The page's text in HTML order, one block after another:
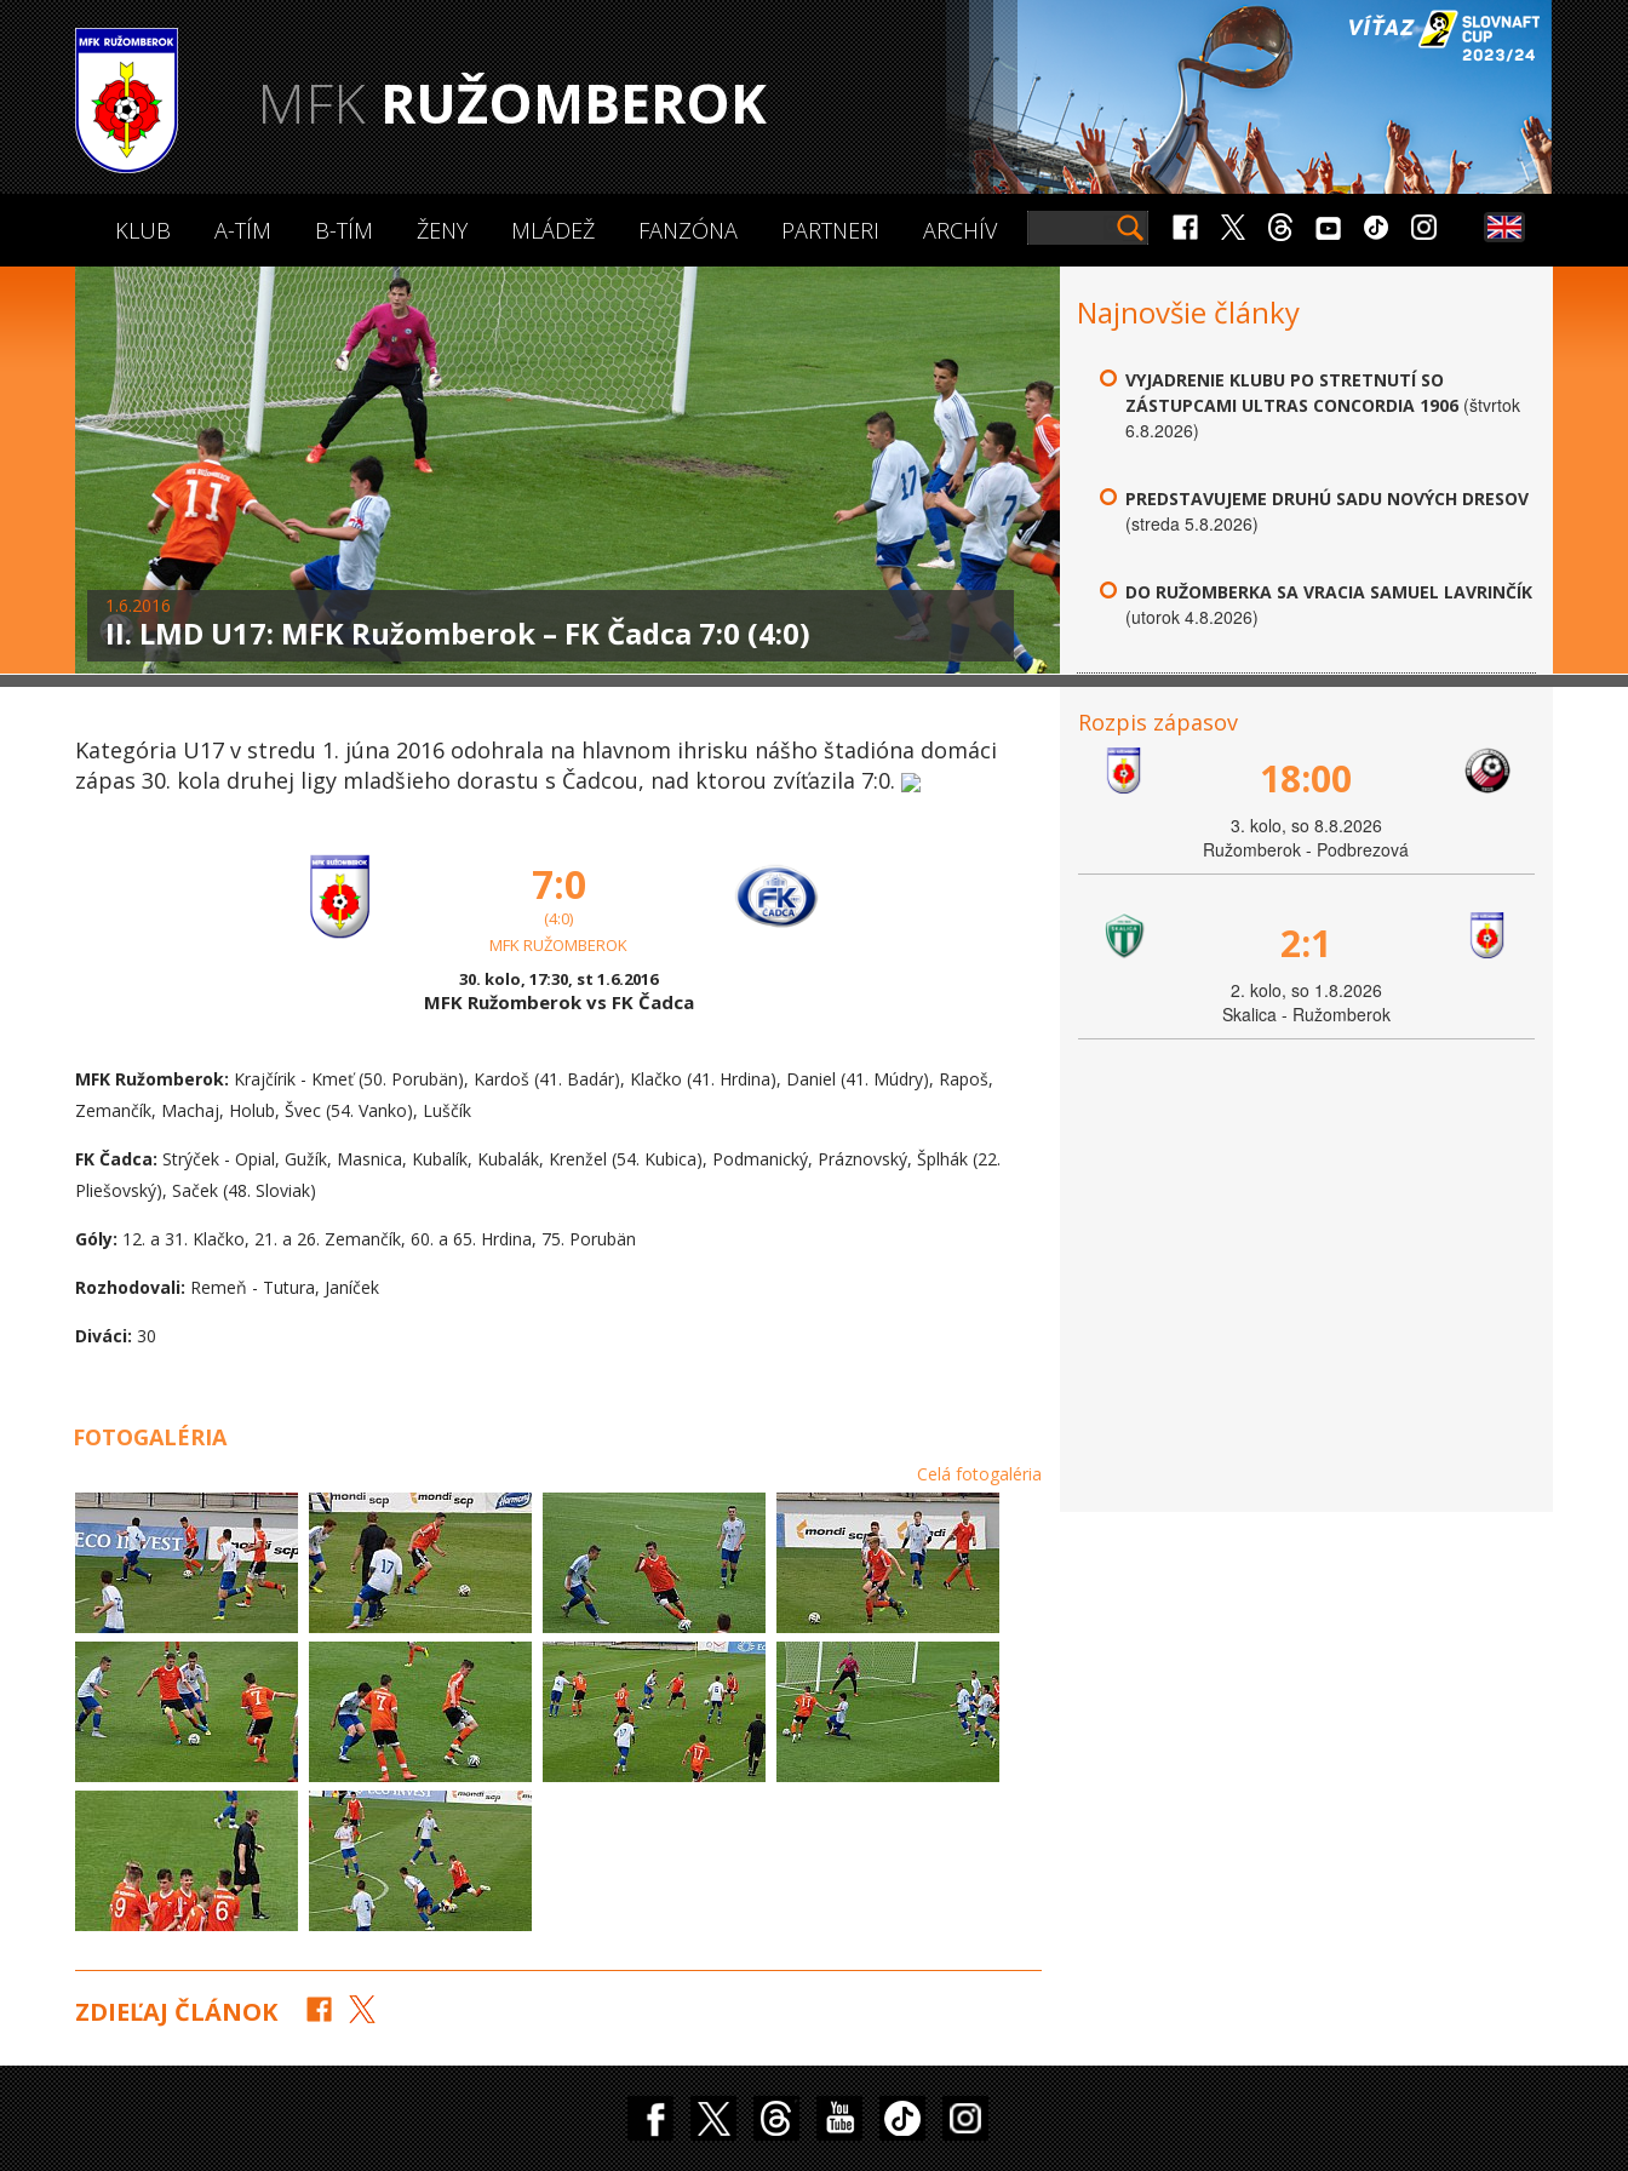
MFKRUŽOMBEROK
KLUB A-TÍM B-TÍM ŽENY MLÁDEŽ FANZÓNA PARTNERI ARCHÍV
1.6.2016
II. LMD U17: MFK Ružomberok – FK Čadca 7:0 (4:0)
Najnovšie články
VYJADRENIE KLUBU PO STRETNUTÍ SO
ZÁSTUPCAMI ULTRAS CONCORDIA 1906 (štvrtok
6.8.2026)
PREDSTAVUJEME DRUHÚ SADU NOVÝCH DRESOV
(streda 5.8.2026)
DO RUŽOMBERKA SA VRACIA SAMUEL LAVRINČÍK
(utorok 4.8.2026)
Kategória U17 v stredu 1. júna 2016 odohrala na hlavnom ihrisku nášho štadióna domáci
zápas 30. kola druhej ligy mladšieho dorastu s Čadcou, nad ktorou zvíťazila 7:0.
7:0
(4:0)
MFK RUŽOMBEROK
30. kolo, 17:30, st 1.6.2016
MFK Ružomberok vs FK Čadca
MFK Ružomberok: Krajčírik - Kmeť (50. Porubän), Kardoš (41. Badár), Klačko (41. Hrdina), Daniel (41. Múdry), Rapoš,
Zemančík, Machaj, Holub, Švec (54. Vanko), Luščík
FK Čadca: Strýček - Opial, Gužík, Masnica, Kubalík, Kubalák, Krenžel (54. Kubica), Podmanický, Práznovský, Šplhák (22.
Pliešovský), Saček (48. Sloviak)
Góly: 12. a 31. Klačko, 21. a 26. Zemančík, 60. a 65. Hrdina, 75. Porubän
Rozhodovali: Remeň - Tutura, Janíček
Diváci: 30
FOTOGALÉRIA
Celá fotogaléria
ZDIEĽAJ ČLÁNOK
Rozpis zápasov
18:00
3. kolo, so 8.8.2026
Ružomberok - Podbrezová
2:1
2. kolo, so 1.8.2026
Skalica - Ružomberok